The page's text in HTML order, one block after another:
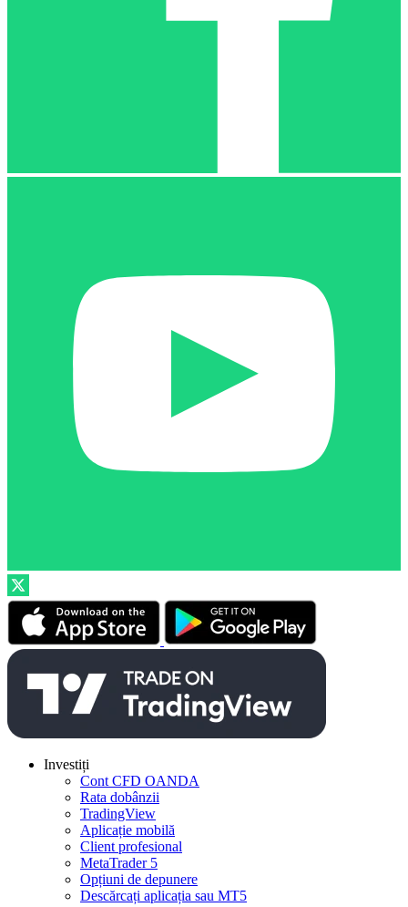
Investiți
Cont CFD OANDA
Rata dobânzii
TradingView
Aplicație mobilă
Client profesional
MetaTrader 5
Opțiuni de depunere
Descărcați aplicația sau MT5